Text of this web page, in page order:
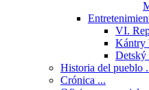
VI.
Kántry
Detský
Historia del pueblo
Crónica ...